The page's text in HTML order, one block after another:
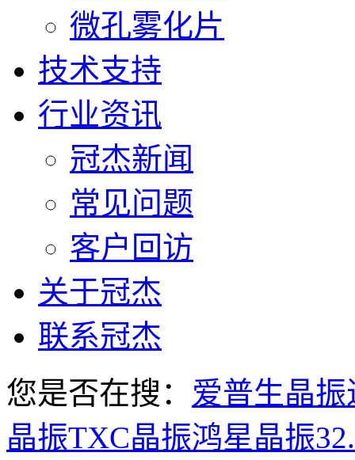
微孔雾化片
技术支持
行业资讯
冠杰新闻
常见问题
客户回访
关于冠杰
联系冠杰
您是否在搜： 爱普生晶振
晶振TXC晶振鸿星晶振